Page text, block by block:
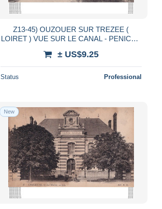
Z13-45) OUZOUER SUR TREZEE (
LOIRET ) VUE SUR LE CANAL - PENICHE
NAVIGATION OCTOBRE 1916
± US$9.25
Status Professional
New